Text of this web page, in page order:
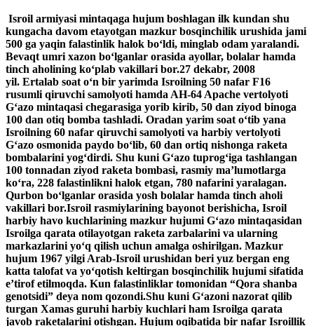
Isroil armiyasi mintaqaga hujum boshlagan ilk kundan shu
kungacha davom etayotgan mazkur bosqinchilik urushida jami
500 ga yaqin falastinlik halok bo‘ldi, minglab odam yaralandi.
Bevaqt umri xazon bo‘lganlar orasida ayollar, bolalar hamda
tinch aholining ko‘plab vakillari bor.27 dekabr, 2008
yil. Ertalab soat o‘n bir yarimda Isroilning 50 nafar F16
rusumli qiruvchi samolyoti hamda AH-64 Apache vertolyoti
G‘azo mintaqasi chegarasiga yorib kirib, 50 dan ziyod binoga
100 dan otiq bomba tashladi. Oradan yarim soat o‘tib yana
Isroilning 60 nafar qiruvchi samolyoti va harbiy vertolyoti
G‘azo osmonida paydo bo‘lib, 60 dan ortiq nishonga raketa
bombalarini yog‘dirdi. Shu kuni G‘azo tuprog‘iga tashlangan
100 tonnadan ziyod raketa bombasi, rasmiy ma’lumotlarga
ko‘ra, 228 falastinlikni halok etgan, 780 nafarini yaralagan.
Qurbon bo‘lganlar orasida yosh bolalar hamda tinch aholi
vakillari bor.Isroil rasmiylarining bayonot berishicha, Isroil
harbiy havo kuchlarining mazkur hujumi G‘azo mintaqasidan
Isroilga qarata otilayotgan raketa zarbalarini va ularning
markazlarini yo‘q qilish uchun amalga oshirilgan. Mazkur
hujum 1967 yilgi Arab-Isroil urushidan beri yuz bergan eng
katta talofat va yo‘qotish keltirgan bosqinchilik hujumi sifatida
e’tirof etilmoqda. Kun falastinliklar tomonidan “Qora shanba
genotsidi” deya nom qozondi.Shu kuni G‘azoni nazorat qilib
turgan Xamas guruhi harbiy kuchlari ham Isroilga qarata
javob raketalarini otishgan. Hujum oqibatida bir nafar Isroillik